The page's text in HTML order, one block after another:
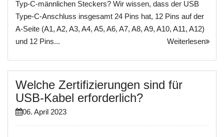
Typ-C-männlichen Steckers? Wir wissen, dass der USB
Type-C-Anschluss insgesamt 24 Pins hat, 12 Pins auf der
A-Seite (A1, A2, A3, A4, A5, A6, A7, A8, A9, A10, A11, A12)
und 12 Pins...
Weiterlesen
Welche Zertifizierungen sind für
USB-Kabel erforderlich?
06. April 2023